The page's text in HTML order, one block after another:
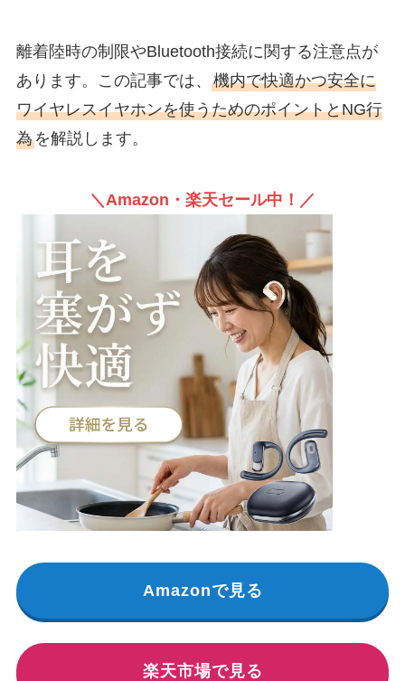
離着陸時の制限やBluetooth接続に関する注意点が
あります。この記事では、 機内で快適かつ安全に
ワイヤレスイヤホンを使うためのポイントとNG行
為を解説します。
＼Amazon・楽天セール中！／
Amazonで見る
楽天市場で見る